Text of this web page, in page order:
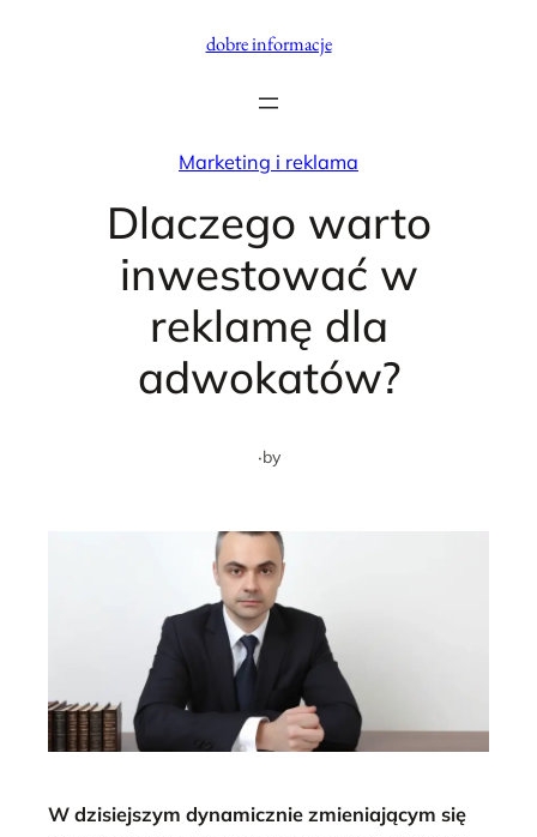
dobre informacje
Marketing i reklama
Dlaczego warto
inwestować w
reklamę dla
adwokatów?
·by
W dzisiejszym dynamicznie zmieniającym się